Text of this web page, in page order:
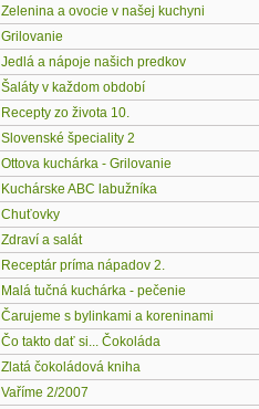
Zelenina a ovocie v našej kuchyni
Grilovanie
Jedlá a nápoje našich predkov
Šaláty v každom období
Recepty zo života 10.
Slovenské špeciality 2
Ottova kuchárka - Grilovanie
Kuchárske ABC labužníka
Chuťovky
Zdraví a salát
Receptár príma nápadov 2.
Malá tučná kuchárka - pečenie
Čarujeme s bylinkami a koreninami
Čo takto dať si... Čokoláda
Zlatá čokoládová kniha
Vaříme 2/2007